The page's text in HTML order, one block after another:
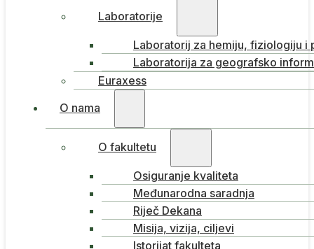
Laboratorije
Laboratorij za hemiju, fiziologiju i
Laboratorija za geografsko
Euraxess
O nama
O fakultetu
Osiguranje kvaliteta
Međunarodna saradnja
Riječ Dekana
Misija, vizija, ciljevi
Istorijat fakulteta